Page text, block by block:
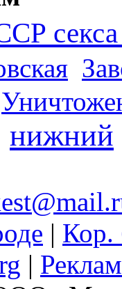
секса
нижний
| Кор.
|